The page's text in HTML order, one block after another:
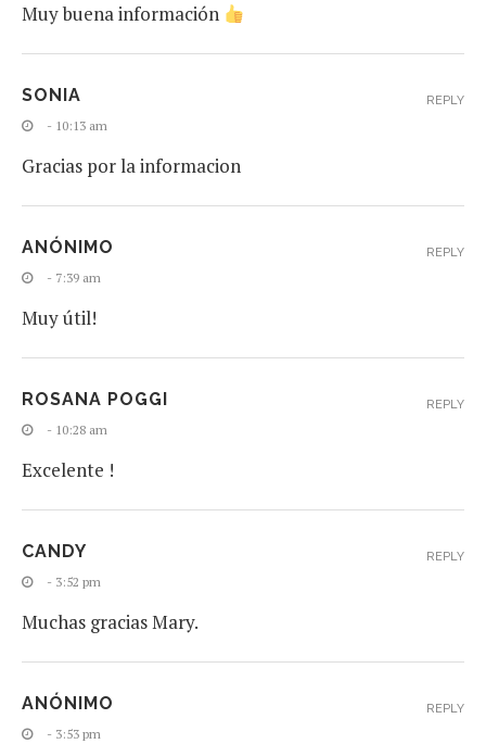
Muy buena información
SONIA
- 10:13 am
Gracias por la informacion
REPLY
ANÓNIMO
- 7:39 am
Muy útil!
REPLY
ROSANA POGGI
- 10:28 am
Excelente !
REPLY
CANDY
- 3:52 pm
Muchas gracias Mary.
REPLY
ANÓNIMO
- 3:53 pm
REPLY